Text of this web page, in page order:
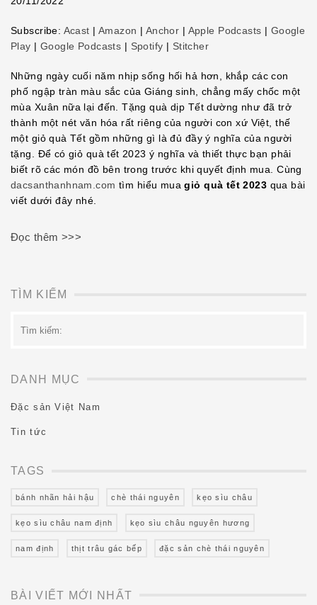
SHARE
LINK
EMBED
Subscribe: Acast | Amazon | Anchor | Apple Podcasts | Google
Play | Google Podcasts | Spotify | Stitcher
Những ngày cuối năm nhịp sống hối hả hơn, khắp các con
phố ngập tràn màu sắc của Giáng sinh, chẳng mấy chốc một
mùa Xuân nữa lại đến. Tặng quà dịp Tết dường như đã trở
thành một nét văn hóa rất riêng của người con xứ Việt, thế
một giỏ quà Tết gồm những gì là đủ đầy ý nghĩa của người
tặng. Để có giỏ quà tết 2023 ý nghĩa và thiết thực bạn phải
biết rõ các món đồ bên trong trước khi quyết định mua. Cùng
dacsanthanhnam.com tìm hiểu muagiỏ quà tết 2023 qua bài
viết dưới đây nhé.
Đọc thêm >>>
TÌM KIẾM
kiếm:
DANH MỤC
Đặc sản Việt Nam
Tin tức
TAGS
bánh nhãn hải hậu chè thái nguyên kẹo sìu châu
kẹo sìu châu nam định kẹo sìu châu nguyên hương
nam định thịt trâu gác bếp đặc sản chè thái nguyên
BÀI VIẾT MỚI NHẤT